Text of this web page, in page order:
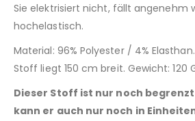
Sie elektrisiert nicht, fällt angenehm
hochelastisch.
Material: 96% Polyester / 4%
Stoff liegt 150 cm breit. Gewicht: 120
Dieser Stoff ist nur noch
kann er auch nur noch in